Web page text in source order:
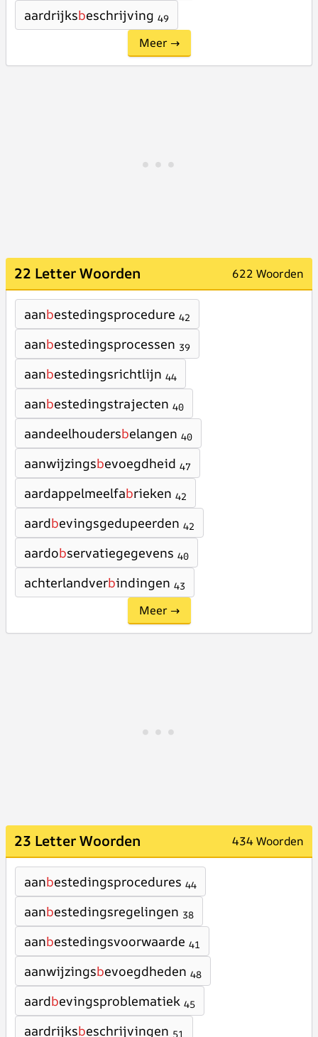
aardrijksbeschrijving 49
Meer →
22 Letter Woorden 622 Woorden
aanbestedingsprocedure 42
aanbestedingsprocessen 39
aanbestedingsrichtlijn 44
aanbestedingstrajecten 40
aandeelhoudersbelangen 40
aanwijzingsbevoegdheid 47
aardappelmeelfabrieken 42
aardbevingsgedupeerden 42
aardobservatiegegevens 40
achterlandverbindingen 43
Meer →
23 Letter Woorden 434 Woorden
aanbestedingsprocedures 44
aanbestedingsregelingen 38
aanbestedingsvoorwaarde 41
aanwijzingsbevoegdheden 48
aardbevingsproblematiek 45
aardrijksbeschrijvingen 51